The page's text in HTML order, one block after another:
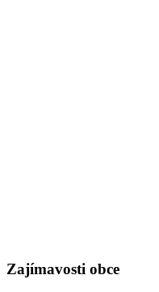
Zajímavosti obce